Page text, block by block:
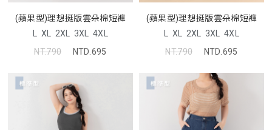
(蘋果型)理想挺版雲朵棉短褲
L XL 2XL 3XL 4XL
NT.790
NTD.695
(蘋果型)理想挺版雲朵棉短褲
L XL 2XL 3XL 4XL
NT.790
NTD.695